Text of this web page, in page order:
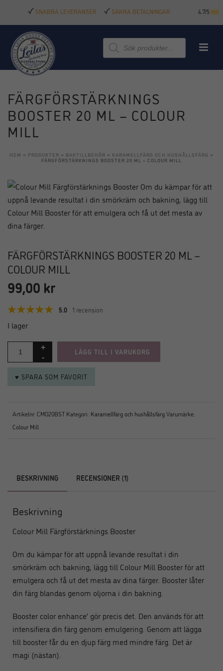
SNABBA LEVERANSER SÄKRA BETALNINGAR 4.7/5
Produktsökning
FÄRGFÖRSTÄRKNINGS
BOOSTER 20 ML – COLOUR
MILL
HEM » PRODUKTER » BAKTILLBEHÖR » KARAMELLFÄRG OCH HUSHÅLLSFÄRG »
FÄRGFÖRSTÄRKNINGS BOOSTER 20 ML – COLOUR MILL
FÄRGFÖRSTÄRKNINGS BOOSTER 20 ML –
COLOUR MILL
99,00 kr
5.0 1 recension
I lager
LÄGG TILL I VARUKORG
♥ SPARA SOM FAVORIT
Artikelnr: CMO20BST Kategori: Karamellfärg och hushållsfärgVarumärke:
Colour Mill
BESKRIVNING RECENSIONER (1)
Beskrivning
Colour Mill Färgförstärknings Booster
Om du kämpar för att uppnå levande resultat i din
smörkräm och bakning, lägg till Colour Mill Booster för att
emulgera och få ut det mesta av dina färger. Booster låter
din färg blandas genom oljorna i din bakning.
Booster color enhance’ gör precis det. Den används för att
intensifiera din färg genom emulgering. Genom att lägga
till booster får du en djup färg med mindre färg. Det är
magi (nästan).